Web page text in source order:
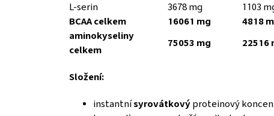
L-serin
3678 mg
1103
BCAA celkem
16061 mg
4818
aminokyseliny
celkem
75053 mg 22516
Složení:
instantnísyrovátkový proteinový